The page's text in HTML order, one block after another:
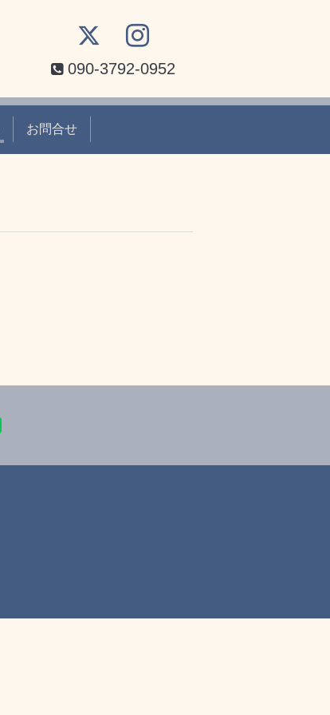
090-3792-0952
お問合せ